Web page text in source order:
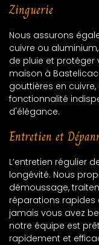
Zinguerie
Nous assurons
cuivre ou
de pluie et protéger
maison à
gouttières en
fonctionnalité
d'élégance.
Entretien et
L’entretien régulier
longévité. Nous
démoussage,
réparations rapides
jamais vous avez
notre équipe est
rapidement et